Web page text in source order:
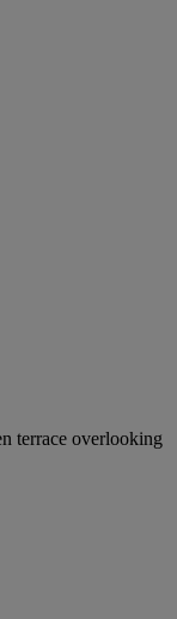
terrace overlooking